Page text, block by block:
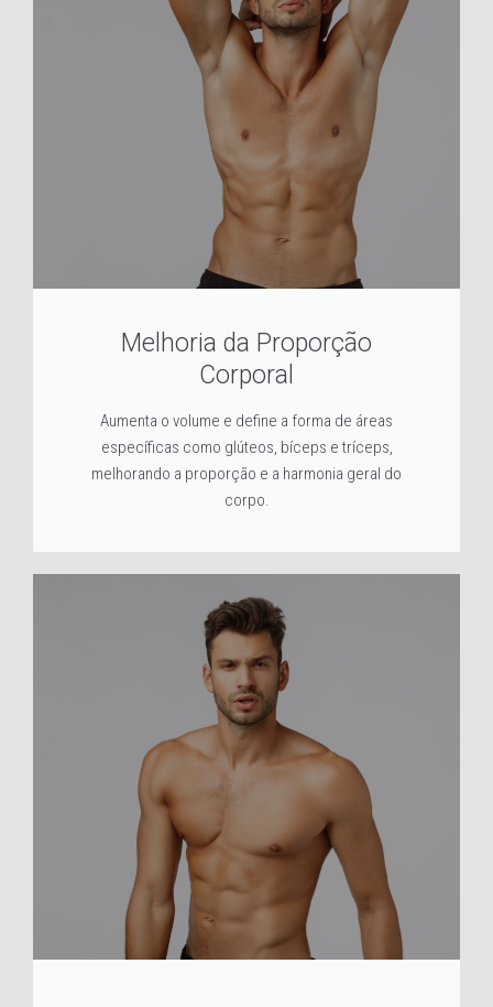
Melhoria da Proporção
Corporal
Aumenta o volume e define a forma de áreas
específicas como glúteos, bíceps e tríceps,
melhorando a proporção e a harmonia geral do
corpo.